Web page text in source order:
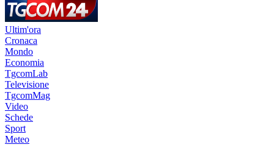
Ultim'ora
Cronaca
Mondo
Economia
TgcomLab
Televisione
TgcomMag
Video
Schede
Sport
Meteo